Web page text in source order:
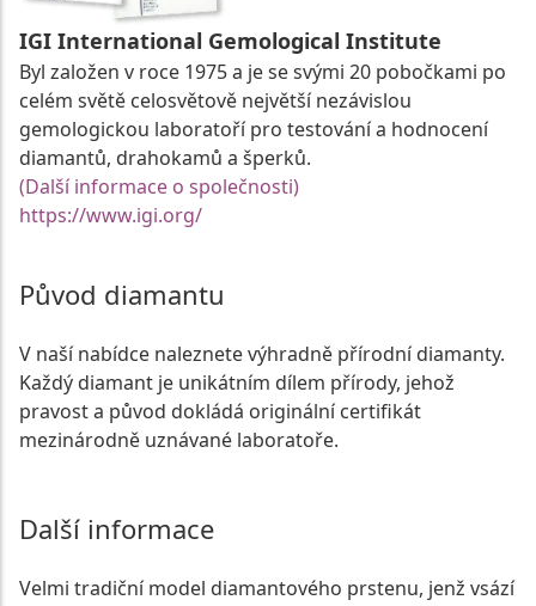
IGI International Gemological Institute
Byl založen v roce 1975 a je se svými 20 pobočkami po
celém světě celosvětově největší nezávislou
gemologickou laboratoří pro testování a hodnocení
diamantů, drahokamů a šperků.
(Další informace o společnosti)
https://www.igi.org/
Původ diamantu
V naší nabídce naleznete výhradně přírodní diamanty.
Každý diamant je unikátním dílem přírody, jehož
pravost a původ dokládá originální certifikát
mezinárodně uznávané laboratoře.
Další informace
Velmi tradiční model diamantového prstenu, jenž vsází